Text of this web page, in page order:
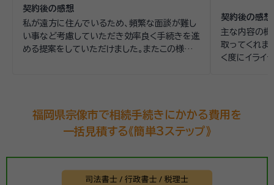
契約後の感想
私が遠方に住んでいるため、頻繁な面談が難し
い事など考慮していただき効率良く手続きを進
める提案をしていただけました。またこの様な
みようと判断
契約後の感想
主な内容の
取ってくれま
く度にイライ
福岡県宗像市で相続手続きにかかる費用を
一括見積する《簡単3ステップ》